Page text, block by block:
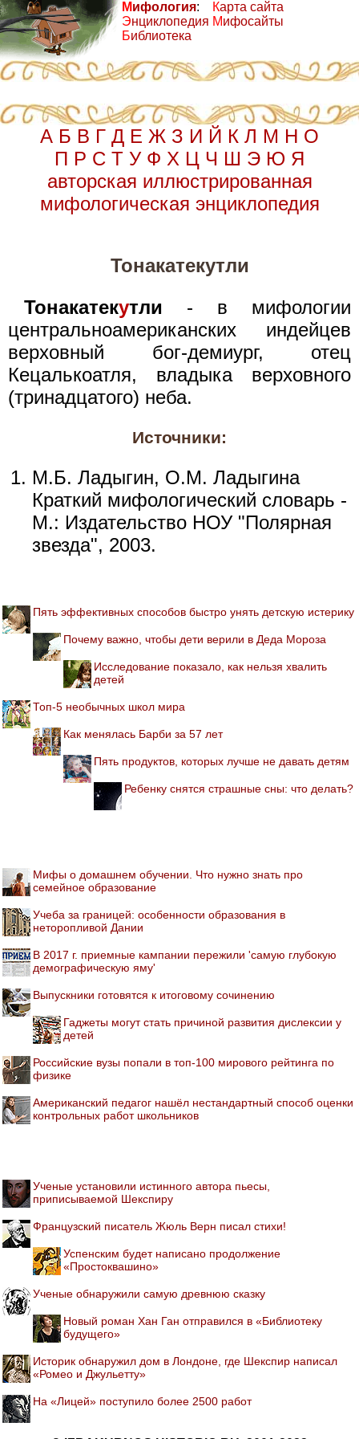
Мифология:
Энциклопедия
Библиотека
Карта сайта
Мифосайты
А Б В Г Д Е Ж З И Й К Л М Н О
П Р С Т У Ф Х Ц Ч Ш Э Ю Я
авторская иллюстрированная
мифологическая энциклопедия
Тонакатекутли
Тонакатекутли - в мифологии
центральноамериканских индейцев
верховный бог-демиург, отец
Кецалькоатля, владыка верховного
(тринадцатого) неба.
Источники:
М.Б. Ладыгин, О.М. Ладыгина
Краткий мифологический словарь -
М.: Издательство НОУ "Полярная
звезда", 2003.
Пять эффективных способов быстро унять детскую истерику
Почему важно, чтобы дети верили в Деда Мороза
Исследование показало, как нельзя хвалить
детей
Топ-5 необычных школ мира
Как менялась Барби за 57 лет
Пять продуктов, которых лучше не давать детям
Ребенку снятся страшные сны: что делать?
Мифы о домашнем обучении. Что нужно знать про
семейное образование
Учеба за границей: особенности образования в
неторопливой Дании
В 2017 г. приемные кампании пережили 'самую глубокую
демографическую яму'
Выпускники готовятся к итоговому сочинению
Гаджеты могут стать причиной развития дислексии у
детей
Российские вузы попали в топ-100 мирового рейтинга по
физике
Американский педагог нашёл нестандартный способ оценки
контрольных работ школьников
Ученые установили истинного автора пьесы,
приписываемой Шекспиру
Французский писатель Жюль Верн писал стихи!
Успенским будет написано продолжение
«Простоквашино»
Ученые обнаружили самую древнюю сказку
Новый роман Хан Ган отправился в «Библиотеку
будущего»
Историк обнаружил дом в Лондоне, где Шекспир написал
«Ромео и Джульетту»
На «Лицей» поступило более 2500 работ